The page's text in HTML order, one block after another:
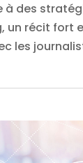
à des
un récit fort
les